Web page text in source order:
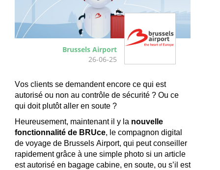
Brussels Airport
26-06-25
Vos clients se demandent encore ce qui est
autorisé ou non au contrôle de sécurité ? Ou ce
qui doit plutôt aller en soute ?
Heureusement, maintenant il y la nouvelle
fonctionnalité de B RUce, le compagnon digital
de voyage de Brussels Airport, qui peut conseiller
rapidement grâce à une simple photo si
est autorisé en bagage cabine, en soute, ou s’il est